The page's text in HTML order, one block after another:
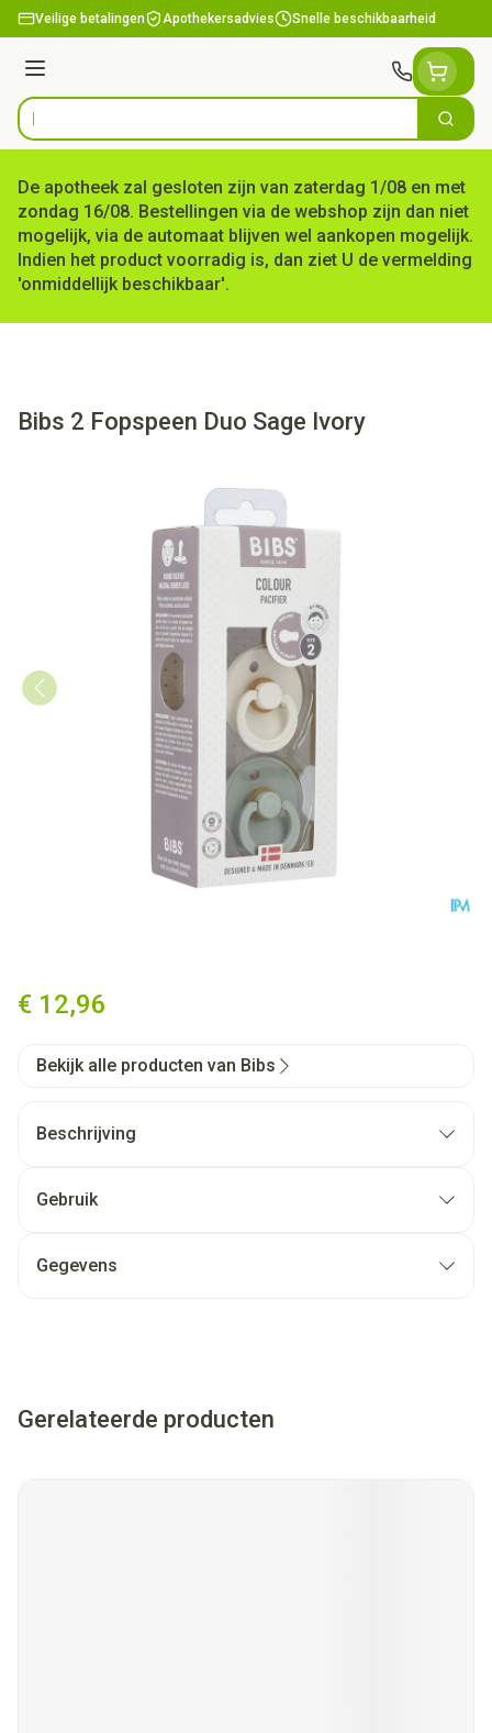
Ga naar de inhoud
Veilige betalingen Apothekersadvies Snelle beschikbaarheid
Menu
Product, merk, categorie... Zoek
De apotheek zal gesloten zijn van zaterdag 1/08 en met
zondag 16/08. Bestellingen via de webshop zijn dan niet
mogelijk, via de automaat blijven wel aankopen mogelijk.
Indien het product voorradig is, dan ziet U de vermelding
'onmiddellijk beschikbaar'.
Bibs 2 Fopspeen Duo Sage Ivory
€ 12,96
Bekijk alle producten van Bibs
Beschrijving
Gebruik
Gegevens
Gerelateerde producten